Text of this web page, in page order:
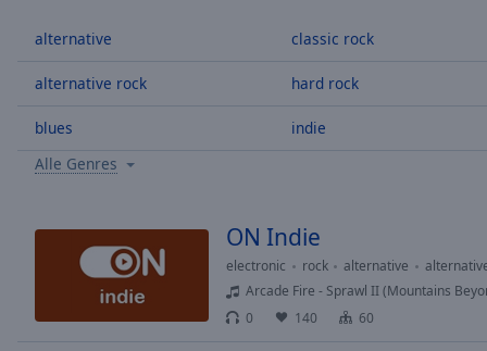
Duration-:-
0.00%
Stream
TypeLIVE
behind
Remaining
alternative
alternative rock
blues
classic rock
hard rock
indie
Alle Genres
ON Indie
electronic rock alternative
Arcade Fire - Sprawl II (Mountains
0
140 60